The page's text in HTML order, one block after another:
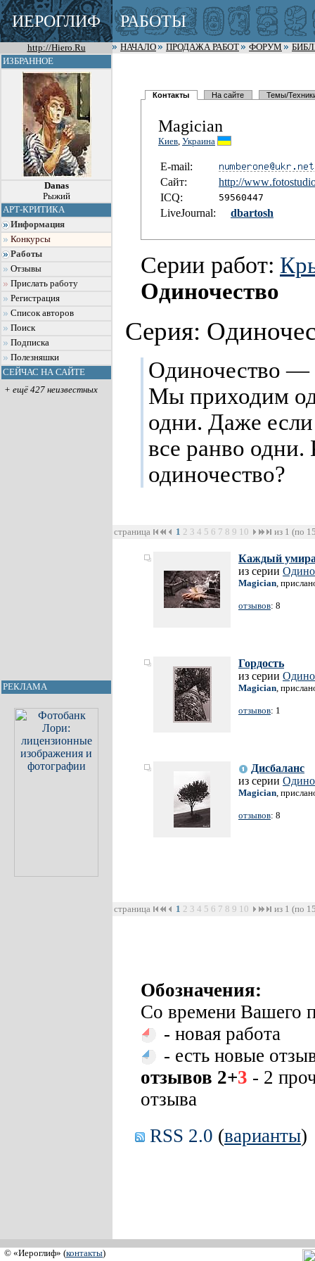
ИЕРОГЛИФ РАБОТЫ
http://Hiero.Ru НАЧАЛО ПРОДАЖА РАБОТ ФОРУМ
ИЗБРАННОЕ
Danas
Рыжий
АРТ-КРИТИКА
Информация
Конкурсы
Работы
Отзывы
Прислать работу
Регистрация
Список авторов
Поиск
Подписка
Полезняшки
СЕЙЧАС НА САЙТЕ
+ ещё 427 неизвестных
РЕКЛАМА
Контакты На сайте Темы/
Magician
Киев, Украина
E-mail:
Сайт:
http://www.fotostudi
ICQ: 59560447
LiveJournal: dbartosh
Серии работ:
Одиночество
Серия:
Одиночество —
Мы приходим
одни. Даже
все ранво одни.
одиночество?
страница 1 2 3 4 5 6 7 8 9 10 из 1 (по
Каждый
из серии
Magician,
отзывов: 8
Гордость
из серии
Magician,
отзывов: 1
Дисбаланс
из серии
Magician,
отзывов: 8
страница 1 2 3 4 5 6 7 8 9 10 из 1 (по
Обозначения:
Со времени Вашего
- новая работа
- есть новые
отзывов 2+3 - 2
отзыва
RSS 2.0 (варианты)
© «Иероглиф» (контакты)